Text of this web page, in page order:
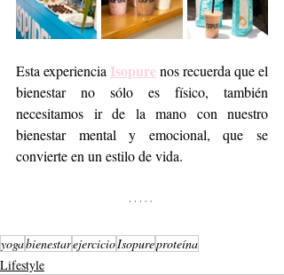
Esta experiencia Isopure nos recuerda que el
bienestar no sólo es físico, también
necesitamos ir de la mano con nuestro
bienestar mental y emocional, que se
convierte en un estilo de vida.
yogabienestarejercicioIsopureproteína
Lifestyle